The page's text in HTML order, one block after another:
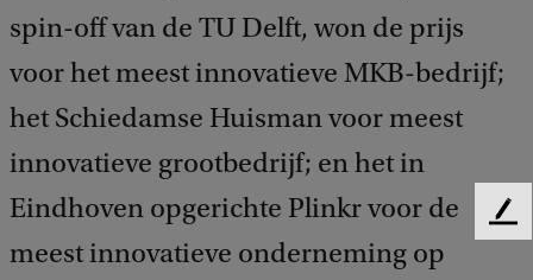
spin-off van de TU Delft, won de prijs
voor het meest innovatieve MKB-bedrijf;
het Schiedamse Huisman voor meest
innovatieve grootbedrijf; en het in
Eindhoven opgerichte Plinkr voor de
meest innovatieve onderneming op
F